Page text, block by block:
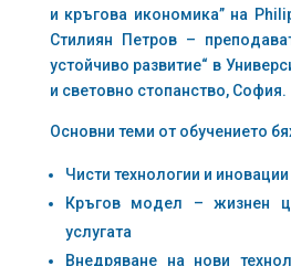
и кръгова икономика” на
Стилиян Петров –
устойчиво развитие“ в
и световно стопанство, София.
Основни теми от обучението
Чисти технологии и иновации
Кръгов модел – жизнен
услугата
Внедряване на нови